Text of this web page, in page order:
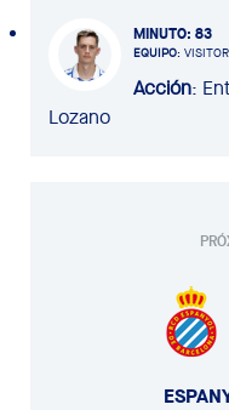
MINUTO: 83
EQUIPO: VISITOR
Acción:
Lozano